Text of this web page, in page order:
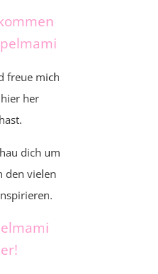
freue mich
her
dich um
den vielen